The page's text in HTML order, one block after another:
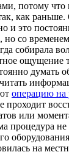
потому что
как раньше.
и это
со
собирала
ощущение
думать
операцию на
проходит
или
процедура
на